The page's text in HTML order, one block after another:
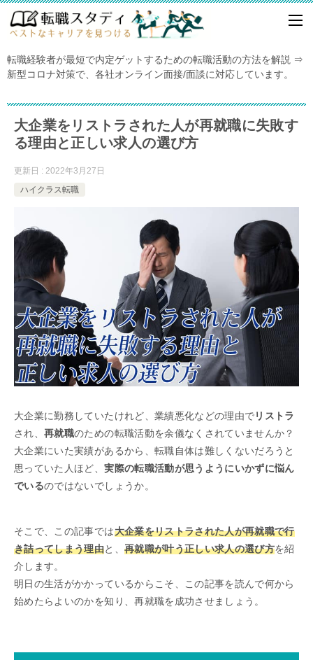
転職経験者が最短で内定ゲットするための転職活動の方法を解説 ⇒
新型コロナ対策で、各社オンライン面接/面談に対応しています。
大企業をリストラされた人が再就職に失敗す
る理由と正しい求人の選び方
更新日 : 2022年3月27日
ハイクラス転職
大企業に勤務していたけれど、業績悪化などの理由でリストラ
され、再就職のための転職活動を余儀なくされていませんか？
大企業にいた実績があるから、転職自体は難しくないだろうと
思っていた人ほど、実際の転職活動が思うようにいかずに悩ん
でいるのではないでしょうか。
そこで、この記事では大企業をリストラされた人が再就職で行
き詰ってしまう理由と、 再就職が叶う正しい求人の選び方を紹
介します。
明日の生活がかかっているからこそ、この記事を読んで何から
始めたらよいのかを知り、再就職を成功させましょう。